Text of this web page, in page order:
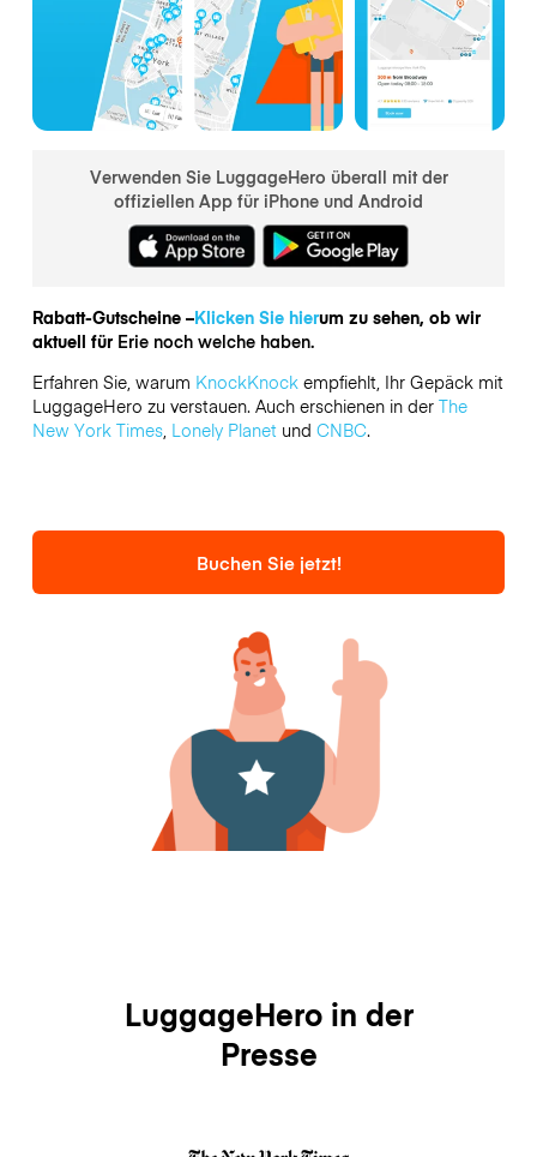
Verwenden Sie LuggageHero überall mit der
offiziellen App für iPhone und Android
Rabatt-Gutscheine –Klicken Sie hierum zu sehen, ob wir
aktuell für Erie noch welche haben.
Erfahren Sie, warum KnockKnockempfiehlt, Ihr Gepäck mit
LuggageHero zu verstauen. Auch erschienen in der The
New York Times, Lonely Planetund CNBC.
Buchen Sie jetzt!
LuggageHero in der
Presse